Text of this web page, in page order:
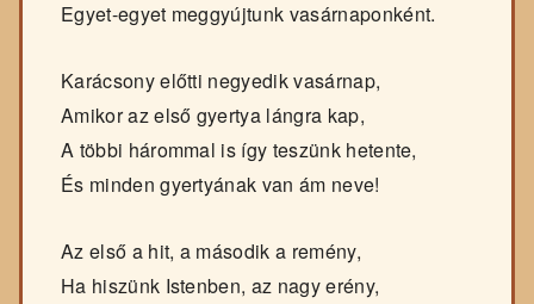
Egyet-egyet meggyújtunk vasárnaponként.
Karácsony előtti negyedik vasárnap,
Amikor az első gyertya lángra kap,
A többi hárommal is így teszünk hetente,
És minden gyertyának van ám neve!
Az első a hit, a második a remény,
Ha hiszünk Istenben, az nagy erény,